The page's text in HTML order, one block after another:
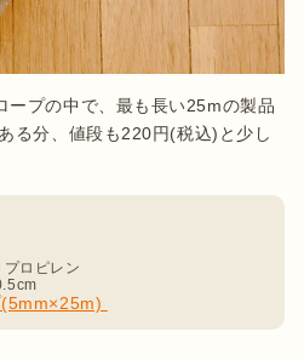
ープの中で、最も長い25mの製品
る分、値段も220円(税込)と少し
ロピレン